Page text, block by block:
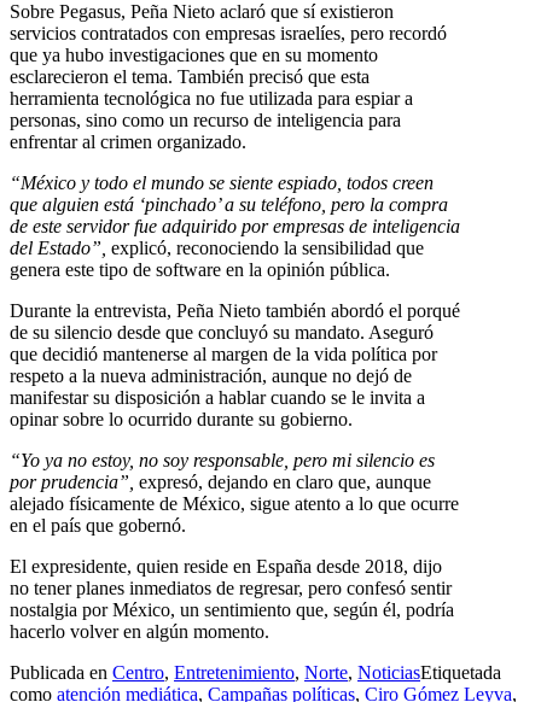
Sobre Pegasus, Peña Nieto aclaró que sí existieron
servicios contratados con empresas israelíes, pero recordó
que ya hubo investigaciones que en su momento
esclarecieron el tema. También precisó que esta
herramienta tecnológica no fue utilizada para espiar a
personas, sino como un recurso de inteligencia para
enfrentar al crimen organizado.
“México y todo el mundo se siente espiado, todos creen
que alguien está ‘pinchado’ a su teléfono, pero la compra
de este servidor fue adquirido por empresas de inteligencia
del Estado”, explicó, reconociendo la sensibilidad que
genera este tipo de software en la opinión pública.
Durante la entrevista, Peña Nieto también abordó el porqué
de su silencio desde que concluyó su mandato. Aseguró
que decidió mantenerse al margen de la vida política por
respeto a la nueva administración, aunque no dejó de
manifestar su disposición a hablar cuando se le invita a
opinar sobre lo ocurrido durante su gobierno.
“Yo ya no estoy, no soy responsable, pero mi silencio es
por prudencia”, expresó, dejando en claro que, aunque
alejado físicamente de México, sigue atento a lo que ocurre
en el país que gobernó.
El expresidente, quien reside en España desde 2018, dijo
no tener planes inmediatos de regresar, pero confesó sentir
nostalgia por México, un sentimiento que, según él, podría
hacerlo volver en algún momento.
Publicada en Centro, Entretenimiento, Norte, NoticiasEtiquetada
como atención mediática, Campañas políticas, Ciro Gómez Leyva,